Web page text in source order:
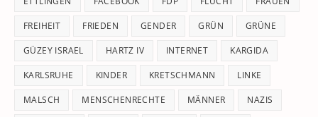
FREIHEIT FRIEDEN GENDER GRÜN GRÜNE
GÜZEY ISRAEL HARTZ IV INTERNET KARGIDA
KARLSRUHE KINDER KRETSCHMANN LINKE
MALSCH MENSCHENRECHTE MÄNNER NAZIS